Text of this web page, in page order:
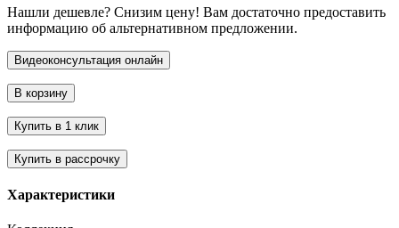
Нашли дешевле? Снизим цену! Вам достаточно предоставить
информацию об альтернативном предложении.
Характеристики